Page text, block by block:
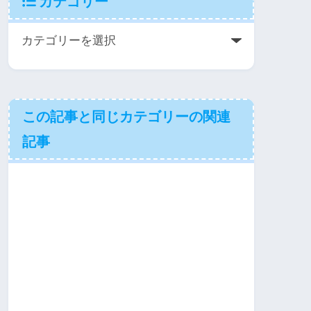
この記事と同じカテゴリーの関連
記事